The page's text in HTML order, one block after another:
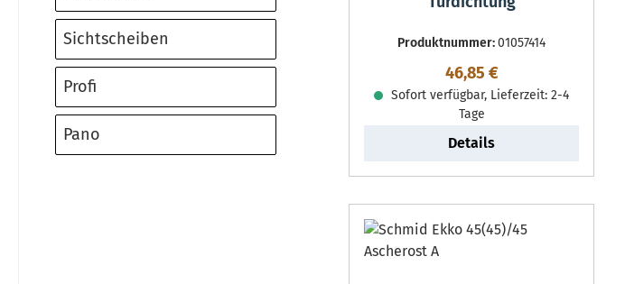
Sichtscheiben
Profi
Pano
Produktnummer:01057414
Regulärer Preis:
46,85 €
Sofort verfügbar, Lieferzeit: 2-4
Tage
Details